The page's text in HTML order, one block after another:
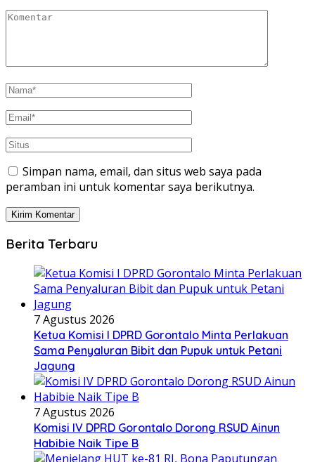
Simpan nama, email, dan situs web saya pada
peramban ini untuk komentar saya berikutnya.
Berita Terbaru
7 Agustus 2026
Ketua Komisi I DPRD Gorontalo Minta Perlakuan
Sama Penyaluran Bibit dan Pupuk untuk Petani
Jagung
7 Agustus 2026
Komisi IV DPRD Gorontalo Dorong RSUD Ainun
Habibie Naik Tipe B